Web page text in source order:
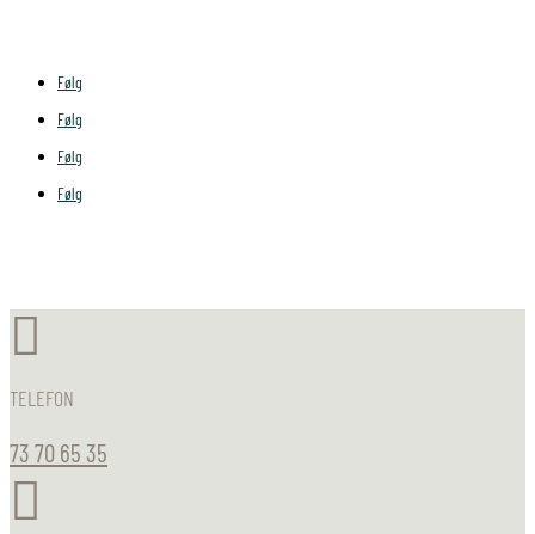
Følg
Følg
Følg
Følg

TELEFON
73 70 65 35
